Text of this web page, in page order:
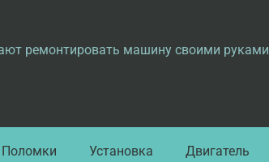
ремонтировать машину своими руками
Поломки Установка Двигатель